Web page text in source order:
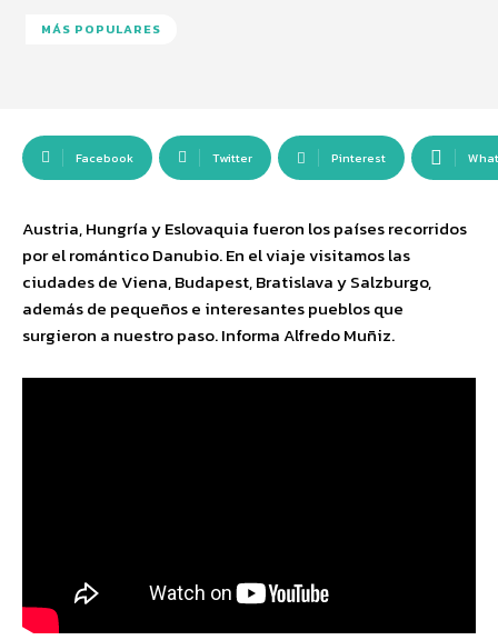
MÁS POPULARES
Facebook Twitter Pinterest
Austria, Hungría y Eslovaquia fueron los países recorridos
por el romántico Danubio. En el viaje visitamos las
ciudades de Viena, Budapest, Bratislava y Salzburgo,
además de pequeños e interesantes pueblos que
surgieron a nuestro paso. Informa Alfredo Muñiz.